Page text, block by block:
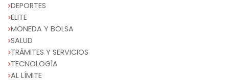
DEPORTES
ELITE
MONEDA Y BOLSA
SALUD
TRÁMITES Y SERVICIOS
TECNOLOGÍA
AL LÍMITE